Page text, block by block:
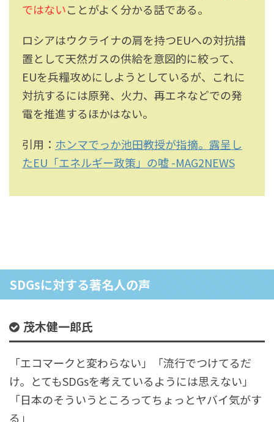
ではないことがよく分かる話である。
ロシアはウクライナの肩を持つEUへの対抗措
置として天然ガスの供給を意図的に絞って、
EUを兵糧攻めにしようとしているが、これに
対抗するには原発、火力、再エネなどでの発
電を推進するほかはない。
引用： ホンマでっか池田教授が指摘。露呈し
たEU「エネルギー政策」の嘘 -MAG2NEWS
SDGsに対する著名人の声
茂木健一郎氏
「エコマークと変わらない」「流行でつけてるだ
け。とてもSDGsを考えているようには思えない」
「日本のそういうところってちょっとヤバイ気がす
る」